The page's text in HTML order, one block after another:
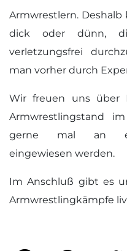
Armwrestlern.
dick oder dünn,
verletzungsfrei
man vorher durch
Wir freuen uns über
Armwrestlingstand
gerne mal an
eingewiesen werden.
Im Anschluß gibt es
Armwrestlingkämpfe